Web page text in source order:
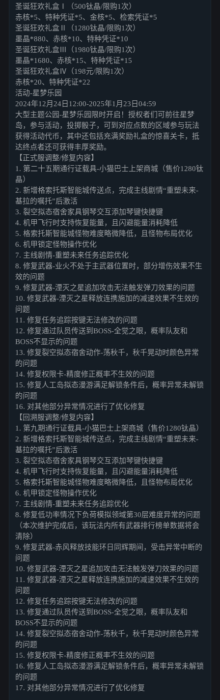
圣诞狂欢礼盒Ⅰ（500钛晶/限购1次）
赤核*5、特种凭证*5、金核*5、检索凭证*5
圣诞狂欢礼盒Ⅱ（1280钛晶/限购1次）
墨晶*880、赤核*10、特种凭证*10
圣诞狂欢礼盒Ⅲ（1980钛晶/限购1次）
墨晶*1680、赤核*15、特种凭证*15
圣诞狂欢礼盒Ⅳ（198元/限购1次）
赤核*20、特种凭证*22
活动-星梦乐园
2024年12月24日12:00-2025年1月23日04:59
大型主题公园-星梦乐园限时开启！授权者们可前往星梦
岛，参与活动，投掷骰子，可到对应点数的区域参与玩法
获得活动代币，其中还包括充满奖励礼盒的惊喜关卡，抵
达终点者还可获得丰厚奖励。
【正式服调整/修复内容】
1. 第二十五期通行证载具-小猫巴士上架商城（售价1280钛
晶）
2. 新增格索托斯智能城传送点，完成主线剧情“重塑未来-
基拉的嘱托”后激活
3. 裂空拟态宿舍家具钢琴交互添加琴键快捷键
4. 机甲飞行时支持恢复能量，且闪避能量消耗降低
5. 格索托斯智能城怪物难度略微降低，且怪物布局优化
6. 机甲锁定怪物操作优化
7. 主线剧情-重塑未来任务追踪优化
8. 修复武器-业火不处于主武器位置时，部分增伤效果不生
效的问题
9. 修复武器-湮灭之星追加攻击无法触发弹刀效果的问题
10. 修复武器-湮灭之星释放连携施加的减速效果不生效的
问题
11. 修复任务追踪按键无法修改的问题
12. 修复通过队员传送到BOSS-全觉之眼，概率队友和
BOSS不显示的问题
13. 修复裂空拟态宿舍动作-荡秋千，秋千晃动时颜色异常
的问题
14. 修复权限卡-精度修正概率不生效的问题
15. 修复人工岛拟态漫游满足解锁条件后，概率异常未解锁
的问题
16. 对其他部分异常情况进行了优化修复
【回溯服调整/修复内容】
1. 第九期通行证载具-小猫巴士上架商城（售价1280钛晶）
2. 新增格索托斯智能城传送点，完成主线剧情“重塑未来-
基拉的嘱托”后激活
3. 裂空拟态宿舍家具钢琴交互添加琴键快捷键
4. 机甲飞行时支持恢复能量，且闪避能量消耗降低
5. 格索托斯智能城怪物难度略微降低，且怪物布局优化
6. 机甲锁定怪物操作优化
7. 主线剧情-重塑未来任务追踪优化
8. 修复低功率情况下负荷模拟领域第30层难度异常的问题
（本次维护完成后，该玩法内所有武器排行榜单数据将会
清除）
9. 修复武器-赤风释放技能环日同辉期间，受击异常中断的
问题
10. 修复武器-湮灭之星追加攻击无法触发弹刀效果的问题
11. 修复武器-湮灭之星释放连携施加的减速效果不生效的
问题
12. 修复任务追踪按键无法修改的问题
13. 修复通过队员传送到BOSS-全觉之眼，概率队友和
BOSS不显示的问题
14. 修复裂空拟态宿舍动作-荡秋千，秋千晃动时颜色异常
的问题
15. 修复权限卡-精度修正概率不生效的问题
16. 修复人工岛拟态漫游满足解锁条件后，概率异常未解锁
的问题
17. 对其他部分异常情况进行了优化修复